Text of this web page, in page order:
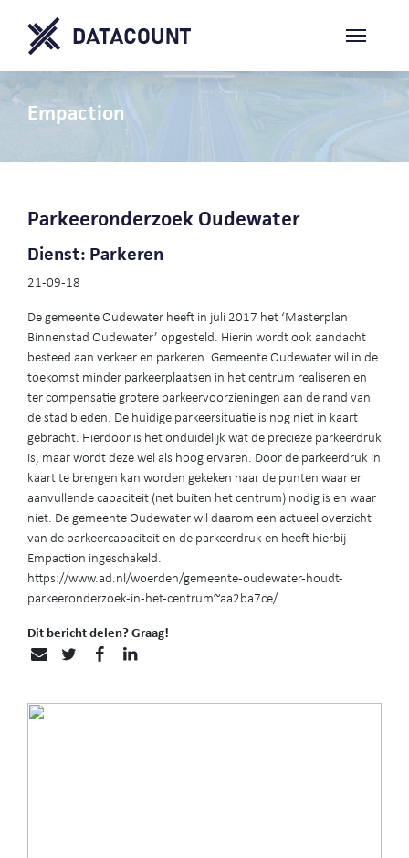
Empaction
Parkeeronderzoek Oudewater
Dienst: Parkeren
21-09-18
De gemeente Oudewater heeft in juli 2017 het ‘Masterplan
Binnenstad Oudewater’ opgesteld. Hierin wordt ook aandacht
besteed aan verkeer en parkeren. Gemeente Oudewater wil in de
toekomst minder parkeerplaatsen in het centrum realiseren en
ter compensatie grotere parkeervoorzieningen aan de rand van
de stad bieden. De huidige parkeersituatie is nog niet in kaart
gebracht. Hierdoor is het onduidelijk wat de precieze parkeerdruk
is, maar wordt deze wel als hoog ervaren. Door de parkeerdruk in
kaart te brengen kan worden gekeken naar de punten waar er
aanvullende capaciteit (net buiten het centrum) nodig is en waar
niet. De gemeente Oudewater wil daarom een actueel overzicht
van de parkeercapaciteit en de parkeerdruk en heeft hierbij
Empaction ingeschakeld.
https://www.ad.nl/woerden/gemeente-oudewater-houdt-
parkeeronderzoek-in-het-centrum~aa2ba7ce/
Dit bericht delen? Graag!